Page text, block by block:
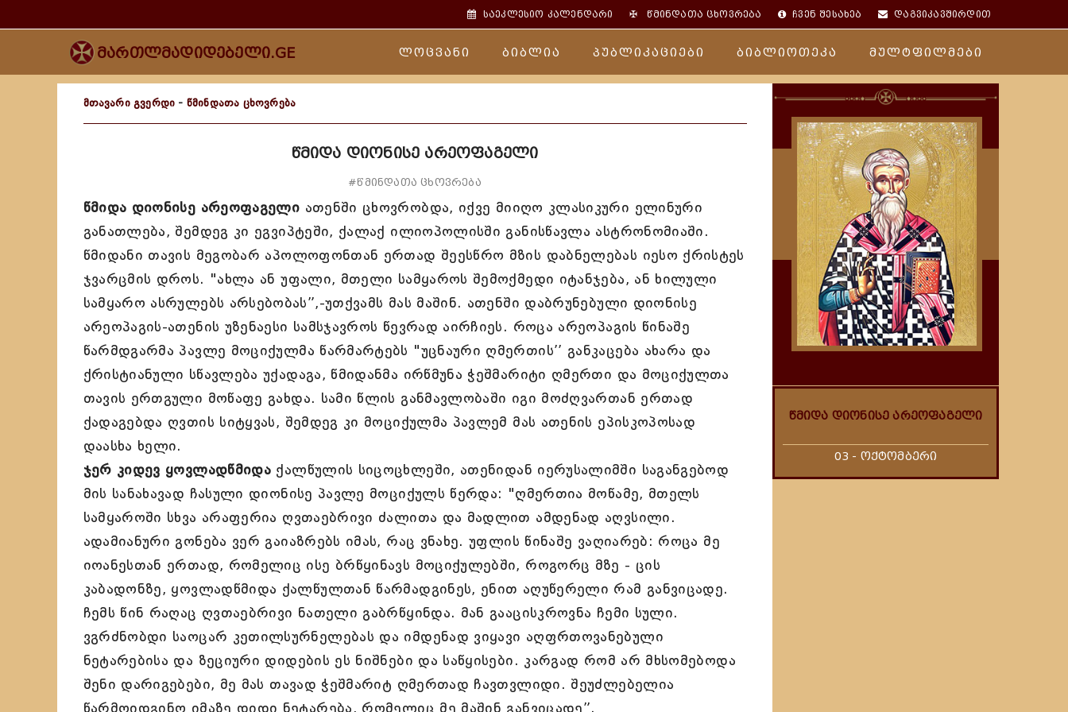
საეკლესიო კალენდარი ✠წმინდათა ცხოვრება ჩვენ შესახებ დაგვიკავშირდით
მართლმადიდებელი.GE ლოცვანი ბიბლია პუბლიკაციები ბიბლიოთეკა მულტფილმები
მთავარი გვერდი - წმინდათა ცხოვრება
წმიდა დიონისე არეოფაგელი
#წმინდათა ცხოვრება
წმიდა დიონისე არეოფაგელი ათენში ცხოვრობდა, იქვე მიიღო კლასიკური ელინური
განათლება, შემდეგ კი ეგვიპტეში, ქალაქ ილიოპოლისში განისწავლა ასტრონომიაში.
წმიდანი თავის მეგობარ აპოლოფონთან ერთად შეესწრო მზის დაბნელებას იესო ქრისტეს
ჯვარცმის დროს. "ახლა ან უფალი, მთელი სამყაროს შემოქმედი იტანჯება, ან ხილული
სამყარო ასრულებს არსებობას”,-უთქვამს მას მაშინ. ათენში დაბრუნებული დიონისე
არეოპაგის-ათენის უზენაესი სამსჯავროს წევრად აირჩიეს. როცა არეოპაგის წინაშე
წარმდგარმა პავლე მოციქულმა წარმარტებს "უცნაური ღმერთის’’ განკაცება ახარა და
ქრისტიანული სწავლება უქადაგა, წმიდანმა ირწმუნა ჭეშმარიტი ღმერთი და მოციქულთა
თავის ერთგული მოწაფე გახდა. სამი წლის განმავლობაში იგი მოძღვართან ერთად
ქადაგებდა ღვთის სიტყვას, შემდეგ კი მოციქულმა პავლემ მას ათენის ეპისკოპოსად
დაასხა ხელი.
ჯერ კიდევ ყოვლადწმიდა ქალწულის სიცოცხლეში, ათენიდან იერუსალიმში საგანგებოდ
მის სანახავად ჩასული დიონისე პავლე მოციქულს წერდა: "ღმერთია მოწამე, მთელს
სამყაროში სხვა არაფერია ღვთაებრივი ძალითა და მადლით ამდენად აღვსილი.
ადამიანური გონება ვერ გაიაზრებს იმას, რაც ვნახე. უფლის წინაშე ვაღიარებ: როცა მე
იოანესთან ერთად, რომელიც ისე ბრწყინავს მოციქულებში, როგორც მზე - ცის
კაბადონზე, ყოვლადწმიდა ქალწულთან წარმადგინეს, ენით აღუწერელი რამ განვიცადე.
ჩემს წინ რაღაც ღვთაებრივი ნათელი გაბრწყინდა. მან გააცისკროვნა ჩემი სული.
ვგრძნობდი საოცარ კეთილსურნელებას და იმდენად ვიყავი აღფრთოვანებული
ნეტარებისა და ზეციური დიდების ეს ნიშნები და საწყისები. კარგად რომ არ მხსომებოდა
შენი დარიგებები, მე მას თავად ჭეშმარიტ ღმერთად ჩავთვლიდი. შეუძლებელია
წარმოიდგინო იმაზე დიდი ნეტარება, რომელიც მე მაშინ განვიცადე”.
წმიდა დიონისე არეოფაგელი
03 - ოქტომბერი